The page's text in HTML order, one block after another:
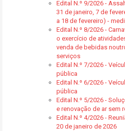
Edital N.º 9/2026 -
31 de janeiro, 7 de
a 18 de fevereiro) -
Edital N.º 8/2026 -
o exercício de
venda de bebidas
serviços
Edital N.º 7/2026 -
pública
Edital N.º 6/2026 -
pública
Edital N.º 5/2026 -
e renovação de ar sem
Edital N.º 4/2026 -
20 de janeiro de 2026